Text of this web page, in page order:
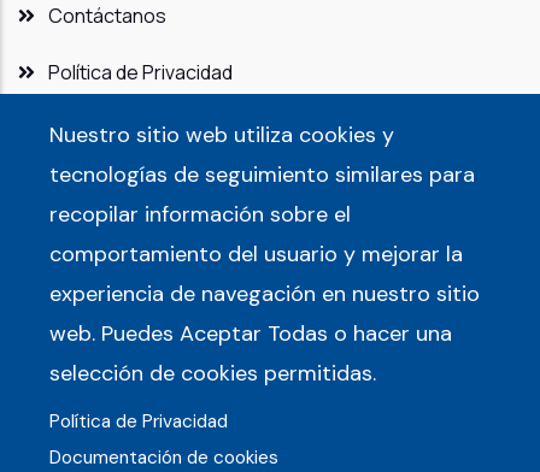
Nuestro sitio web utiliza cookies y
tecnologías de seguimiento similares para
recopilar información sobre el
comportamiento del usuario y mejorar la
experiencia de navegación en nuestro sitio
web. Puedes Aceptar Todas o hacer una
selección de cookies permitidas.
Política de Privacidad
Documentación de cookies
Contáctanos
Política de Privacidad